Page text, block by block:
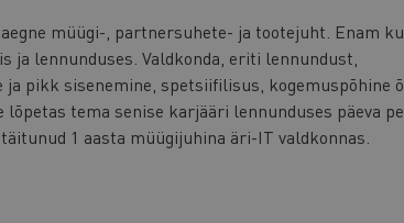
müügi-, partnersuhete- ja tootejuht. Enam
ja lennunduses. Valdkonda, eriti lennundust,
pikk sisenemine, spetsiifilisus, kogemuspõhine
lõpetas tema senise karjääri lennunduses päeva
1 aasta müügijuhina äri-IT valdkonnas.